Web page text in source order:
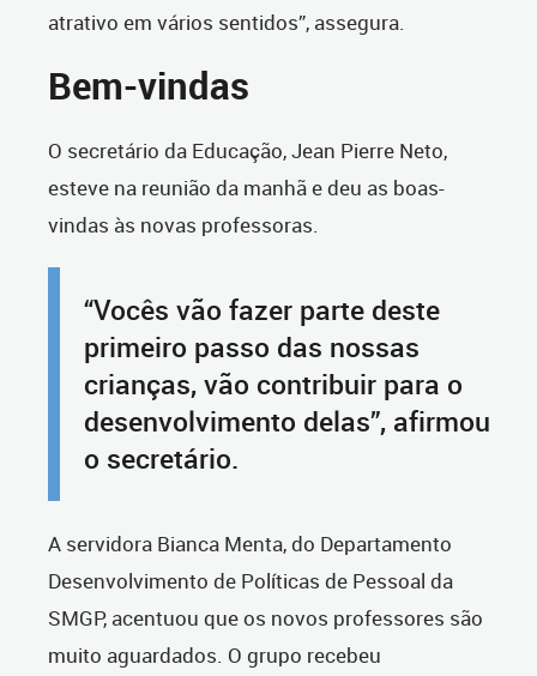
atrativo em vários sentidos”, assegura.
Bem-vindas
O secretário da Educação, Jean Pierre Neto,
esteve na reunião da manhã e deu as boas-
vindas às novas professoras.
“Vocês vão fazer parte deste
primeiro passo das nossas
crianças, vão contribuir para o
desenvolvimento delas”, afirmou
o secretário.
A servidora Bianca Menta, do Departamento
Desenvolvimento de Políticas de Pessoal da
SMGP, acentuou que os novos professores são
muito aguardados. O grupo recebeu